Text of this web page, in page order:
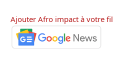
Ajouter Afro impact à votre